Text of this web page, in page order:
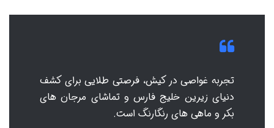
تجربه غواصی در کیش، فرصتی طلایی برای کشف
دنیای زیرین خلیج فارس و تماشای مرجان های
بکر و ماهی های رنگارنگ است.